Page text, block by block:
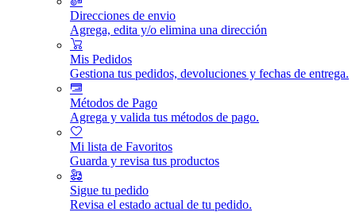
Direcciones de envio
Agrega, edita y/o elimina una dirección
Mis Pedidos
Gestiona tus pedidos, devoluciones y fechas de entrega.
Métodos de Pago
Agrega y valida tus métodos de pago.
Mi lista de Favoritos
Guarda y revisa tus productos
Sigue tu pedido
Revisa el estado actual de tu pedido.